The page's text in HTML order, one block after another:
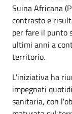
Suina Africana
contrasto e
per fare il punto
ultimi anni a
territorio.
L'iniziativa ha
impegnati
sanitaria, con